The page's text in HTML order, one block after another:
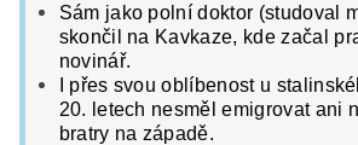
Sám jako polní doktor (studoval
skončil na Kavkaze, kde začal
novinář.
I přes svou oblíbenost u
20. letech nesměl emigrovat ani
bratry na západě.